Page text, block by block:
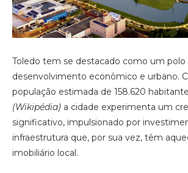
Toledo tem se destacado como um polo
desenvolvimento econômico e urbano.
população estimada de 158.620
(Wikipédia) a cidade experimenta um
significativo, impulsionado por
infraestrutura que, por sua vez, têm
imobiliário local.